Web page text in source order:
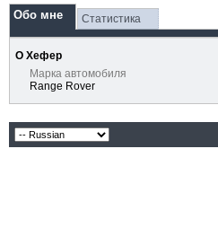
Обо мне Статистика
О Хефер
Марка автомобиля
Range Rover